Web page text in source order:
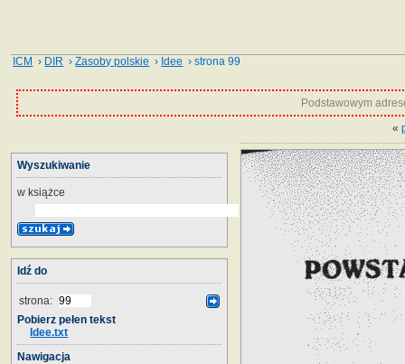
ICM › DIR ›Zasoby polskie › Idee › strona 99
Podstawowym
«
Wyszukiwanie
w książce
Idź do
strona:
Pobierz pełen tekst
Idee.txt
Nawigacja